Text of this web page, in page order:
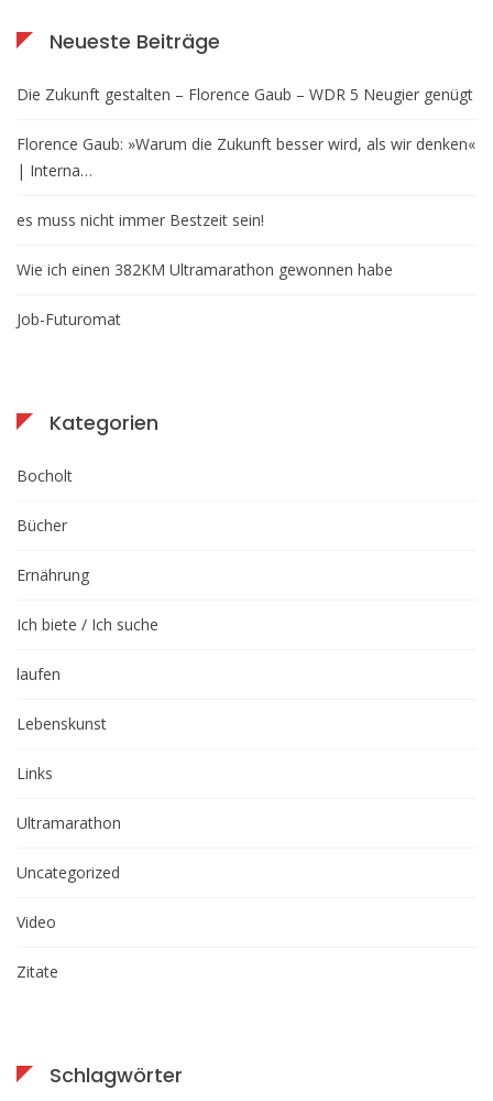
Neueste Beiträge
Die Zukunft gestalten – Florence Gaub – WDR 5 Neugier genügt
Florence Gaub: »Warum die Zukunft besser wird, als wir denken«
| Interna…
es muss nicht immer Bestzeit sein!
Wie ich einen 382KM Ultramarathon gewonnen habe
Job-Futuromat
Kategorien
Bocholt
Bücher
Ernährung
Ich biete / Ich suche
laufen
Lebenskunst
Links
Ultramarathon
Uncategorized
Video
Zitate
Schlagwörter